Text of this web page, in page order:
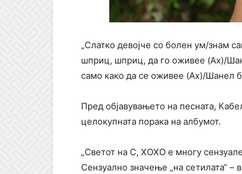
„Слатко девојче со болен ум/знам
шприц, шприц, да го оживее (Ах)/
само како да се оживее (Ах)/Шанел
Пред објавувањето на песната,
целокупната порака на албумот.
„Светот на C, XOXO е многу
Сензуално значење „на сетилата“ –